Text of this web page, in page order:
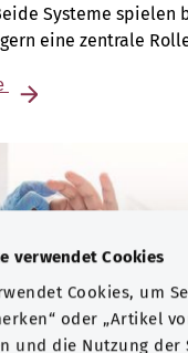
verwendet Cookies
Cookies, um
oder „Artikel
und die Nutzung der
Systeme spielen
eine zentrale